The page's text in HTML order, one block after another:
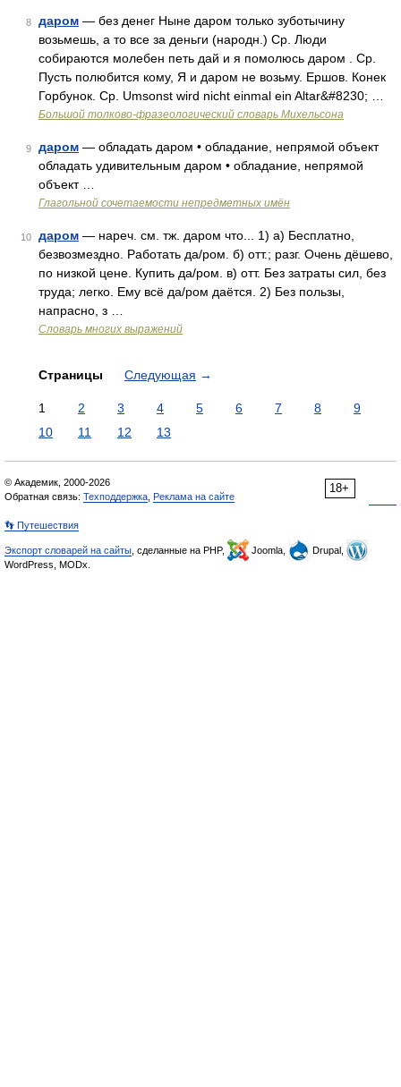
8 даром — без денег Ныне даром только зуботычину
возьмешь, а то все за деньги (народн.) Ср. Люди
собираются молебен петь дай и я помолюсь даром . Ср.
Пусть полюбится кому, Я и даром не возьму. Ершов. Конек
Горбунок. Ср. Umsonst wird nicht einmal ein Altar&#8230; …
Большой толково-фразеологический словарь Михельсона
9 даром — обладать даром • обладание, непрямой объект
обладать удивительным даром • обладание, непрямой
объект …
Глагольной сочетаемости непредметных имён
10 даром — нареч. см. тж. даром что... 1) а) Бесплатно,
безвозмездно. Работать да/ром. б) отт.; разг. Очень дёшево,
по низкой цене. Купить да/ром. в) отт. Без затраты сил, без
труда; легко. Ему всё да/ром даётся. 2) Без пользы,
напрасно, з …
Словарь многих выражений
Страницы Следующая →
1 2 3 4 5 6 7 8
9
10
11 12 13
18+
© Академик, 2000-2026
Обратная связь: Техподдержка Реклама на сайте
👣 Путешествия
Экспорт словарей на сайты , сделанные на PHP, Joomla,
Drupal,
WordPress, MODx.